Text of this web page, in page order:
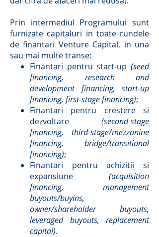
Prin intermediul Programului sunt
furnizate capitaluri in toate rundele
de finantari Venture Capital, in una
sau mai multe transe:
Finantari pentru start-up (seed
financing, research and
development financing, start-up
financing, first-stage financing);
Finantari pentru crestere si
dezvoltare (second-stage
financing, third-stage/mezzanine
financing, bridge/transitional
financing);
Finantari pentru achizitii si
expansiune (acquisition
financing, management
buyouts/buyins,
owner/shareholder buyouts,
leveraged buyouts, replacement
capital).